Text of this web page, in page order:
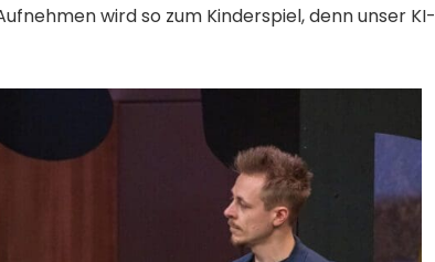
wird so zum Kinderspiel, denn unser KI-